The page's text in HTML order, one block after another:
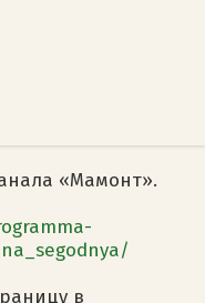
«Мамонт».
в